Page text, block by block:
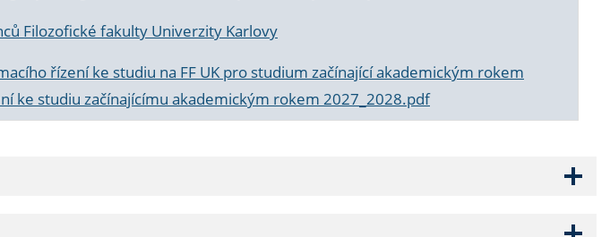
Filozofické fakulty Univerzity Karlovy
řízení ke studiu na FF UK pro studium začínající akademickým rokem
ke studiu začínajícímu akademickým rokem 2027_2028.pdf